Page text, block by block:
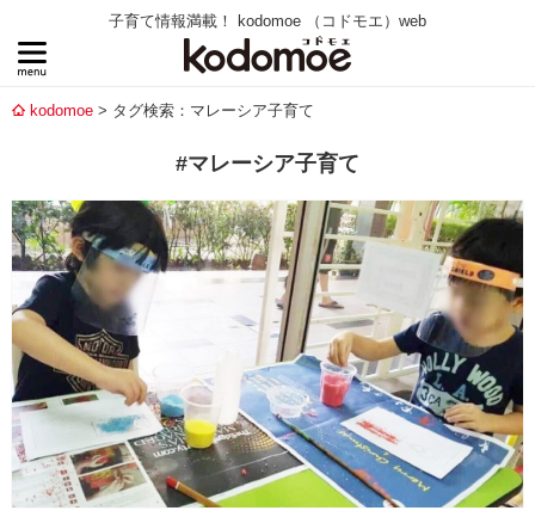
子育て情報満載！ kodomoe （コドモエ）web
kodomoe タグ検索：マレーシア子育て
#マレーシア子育て